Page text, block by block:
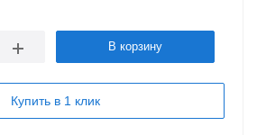
В корзину
Купить в 1 клик